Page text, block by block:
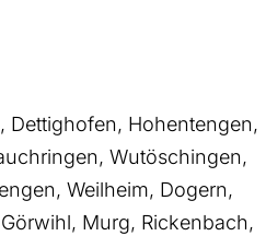
Dettighofen, Hohentengen,
Wutöschingen,
Weilheim, Dogern,
Murg, Rickenbach,